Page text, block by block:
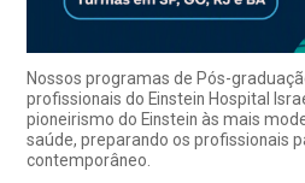
Nossos programas de Pós-
profissionais do Einstein Hospital
pioneirismo do Einstein às mais
saúde, preparando os profissionais
contemporâneo.